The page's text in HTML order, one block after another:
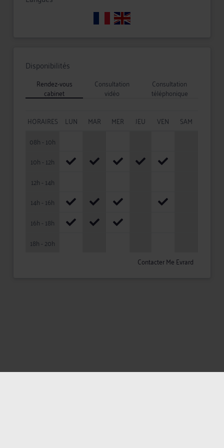
Disponibilités
Rendez-vous
cabinet
Consultation
vidéo
Consultation
téléphonique
HORAIRES LUN MAR MER JEU VEN
SAM
08h - 10h
10h - 12h
12h - 14h
14h - 16h
16h - 18h
18h - 20h
Contacter Me Evrard